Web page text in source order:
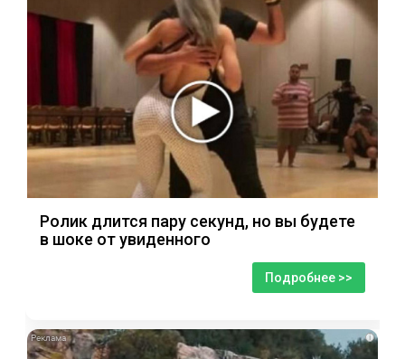
Ролик длится пару секунд, но вы будете
в шоке от увиденного
Подробнее >>
i